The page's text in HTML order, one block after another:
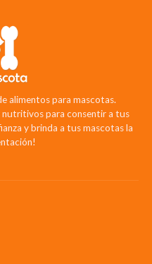
alimentos para mascotas.
para consentir a tus
y brinda a tus mascotas la